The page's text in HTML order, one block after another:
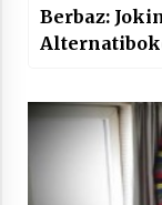
Berbaz: